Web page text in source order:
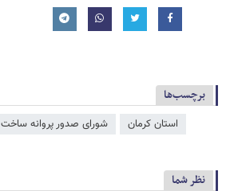
برچسب‌ها
استان کرمان شورای صدور پروانه ساخت
نظر شما